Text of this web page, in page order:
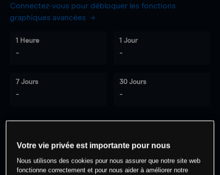
Connectez-vous pour débloquer les fonctions
graphiques avancées
1 Heure
-
1 Jour
-
7 Jours
-
30 Jours
-
cet actif
Votre vie privée est importante pour nous
Nous utilisons des cookies pour nous assurer que notre site web
fonctionne correctement et pour nous aider à améliorer notre